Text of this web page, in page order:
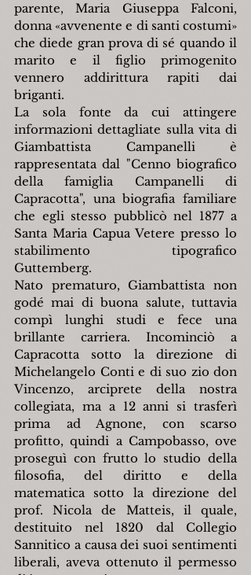
parente, Maria Giuseppa Falconi,
donna «avvenente e di santi costumi»
che diede gran prova di sé quando il
marito e il figlio primogenito
vennero addirittura rapiti dai
briganti.
La sola fonte da cui attingere
informazioni dettagliate sulla vita di
Giambattista Campanelli è
rappresentata dal "Cenno biografico
della famiglia Campanelli di
Capracotta", una biografia familiare
che egli stesso pubblicò nel 1877 a
Santa Maria Capua Vetere presso lo
stabilimento tipografico
Guttemberg.
Nato prematuro, Giambattista non
godé mai di buona salute, tuttavia
compì lunghi studi e fece una
brillante carriera. Incominciò a
Capracotta sotto la direzione di
Michelangelo Conti e di suo zio don
Vincenzo, arciprete della nostra
collegiata, ma a 12 anni si trasferì
prima ad Agnone, con scarso
profitto, quindi a Campobasso, ove
proseguì con frutto lo studio della
filosofia, del diritto e della
matematica sotto la direzione del
prof. Nicola de Matteis, il quale,
destituito nel 1820 dal Collegio
Sannitico a causa dei suoi sentimenti
liberali, aveva ottenuto il permesso